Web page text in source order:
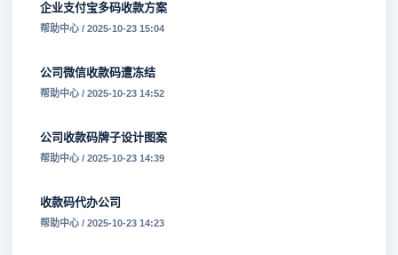
企业支付宝多码收款方案
帮助中心 / 2025-10-23 15:04
公司微信收款码遭冻结
帮助中心 / 2025-10-23 14:52
公司收款码牌子设计图案
帮助中心 / 2025-10-23 14:39
收款码代办公司
帮助中心 / 2025-10-23 14:23